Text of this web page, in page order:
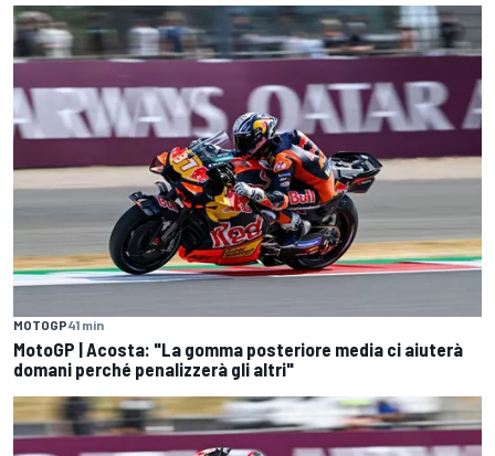
MOTOGP41 min
MotoGP | Acosta: "La gomma posteriore media ci aiuterà
domani perché penalizzerà gli altri"